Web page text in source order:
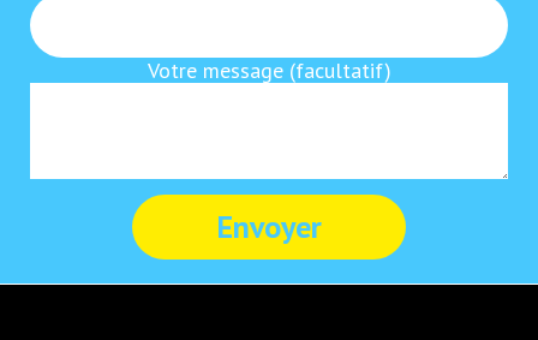
Votre message (facultatif)